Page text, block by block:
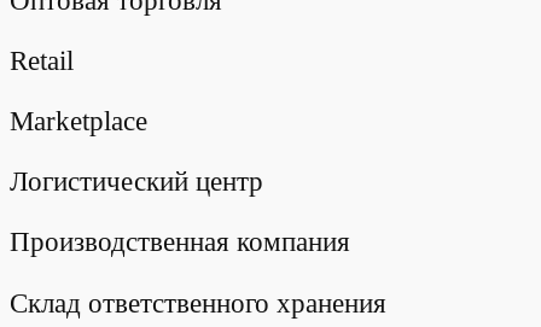
Retail
Marketplace
Логистический центр
Производственная компания
Склад ответственного хранения